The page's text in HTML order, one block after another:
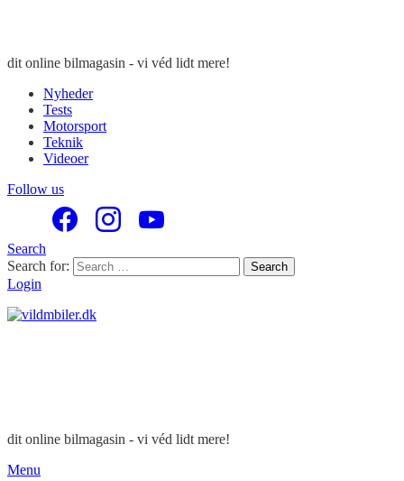
dit online bilmagasin - vi véd lidt mere!
Nyheder
Tests
Motorsport
Teknik
Videoer
Follow us
Search
Search for:
Search
Login
dit online bilmagasin - vi véd lidt mere!
Menu